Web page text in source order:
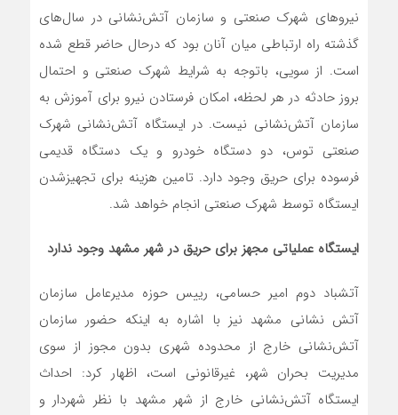
نیروهای شهرک صنعتی و سازمان آتش‌نشانی در سال‌های
گذشته راه ارتباطی میان آنان بود که درحال حاضر قطع شده
است. از سویی، باتوجه به شرایط شهرک صنعتی و احتمال
بروز حادثه در هر لحظه، امکان فرستادن نیرو برای آموزش به
سازمان آتش‌نشانی نیست. در ایستگاه آتش‌نشانی شهرک
صنعتی توس، دو دستگاه خودرو و یک دستگاه قدیمی
فرسوده برای حریق وجود دارد. تامین هزینه برای تجهیزشدن
ایستگاه توسط شهرک صنعتی انجام خواهد شد.
ایستگاه عملیاتی مجهز برای حریق در شهر مشهد وجود ندارد
آتشباد دوم امیر حسامی، رییس حوزه مدیرعامل سازمان
آتش نشانی مشهد نیز با اشاره به اینکه حضور سازمان
آتش‌نشانی خارج از محدوده شهری بدون مجوز از سوی
مدیریت بحران شهر، غیرقانونی است، اظهار کرد: احداث
ایستگاه آتش‌نشانی خارج از شهر مشهد با نظر شهردار و